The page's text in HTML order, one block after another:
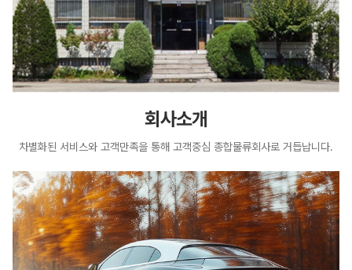
회사소개
차별화된 서비스와 고객만족을 통해 고객중심 종합물류회사로 거듭납니다.